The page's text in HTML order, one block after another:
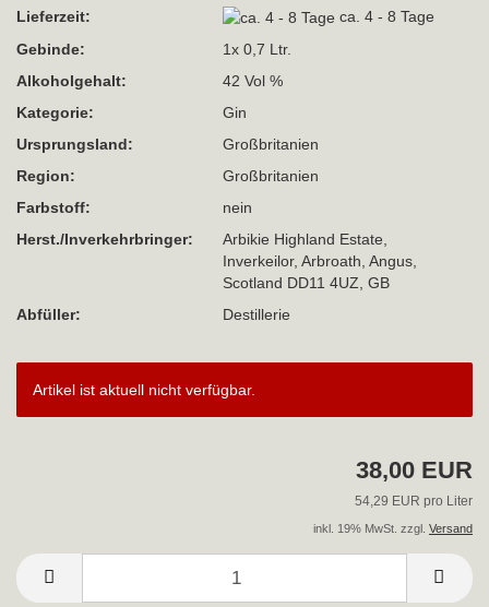
Lieferzeit:
ca. 4 - 8 Tage
Gebinde:
1x 0,7 Ltr.
Alkoholgehalt:
42 Vol %
Kategorie:
Gin
Ursprungsland:
Großbritanien
Region:
Großbritanien
Farbstoff:
nein
Herst./Inverkehrbringer:
Arbikie Highland Estate,
Inverkeilor, Arbroath, Angus,
Scotland DD11 4UZ, GB
Abfüller:
Destillerie
Artikel ist aktuell nicht verfügbar.
38,00 EUR
54,29 EUR pro Liter
inkl. 19% MwSt. zzgl. Versand